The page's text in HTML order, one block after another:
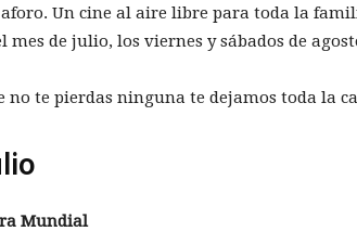
Un cine al aire libre para toda la
mes de julio, los viernes y sábados de
no te pierdas ninguna te dejamos toda la
Mundial